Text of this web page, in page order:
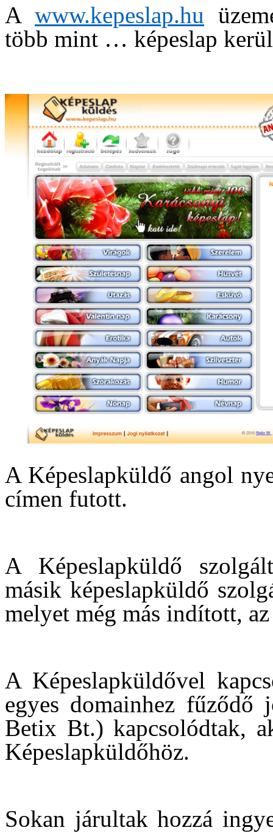
A www.kepeslap.hu
több mint … képeslap
A Képeslapküldő angol
címen futott.
A Képeslapküldő
másik képeslapküldő
melyet még más indított,
A Képeslapküldővel
egyes domainhez fűződő
Betix Bt.) kapcsolódtak,
Képeslapküldőhöz.
Sokan járultak hozzá